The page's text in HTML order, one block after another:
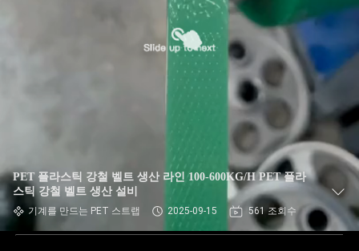
PET 플라스틱 강철 벨트 생산 라인 100-600KG/H PET 플라
스틱 강철 벨트 생산 설비
기계를 만드는 PET 스트랩 2025-09-15 561 조회수